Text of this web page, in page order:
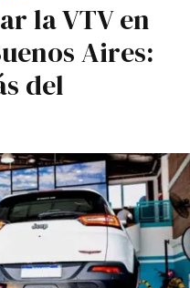
la VTV en
Aires:
del